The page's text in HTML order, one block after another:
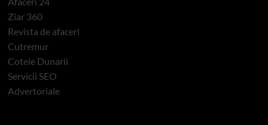
Ziar 360
Revista de afaceri
Cutremur
Cotele Dunarii
Servicii SEO
Advertoriale